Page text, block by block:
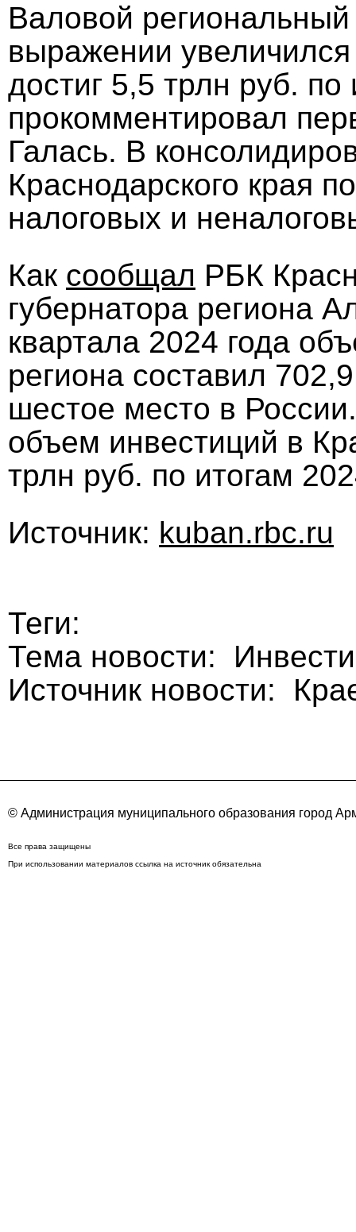
Валовой
выражении
достиг 5,5 трлн руб. по
прокомментировал
Галась. В
Краснодарского края
налоговых и
Как сообщал РБК
губернатора региона
квартала 2024 года
региона составил
шестое место в
объем инвестиций в
трлн руб. по итогам
Источник: kuban.rbc.ru
Теги:
Тема новости:
Источник новости:
© Администрация муниципального образования город
Все права защищены
При использовании материалов ссылка на источник обязательна